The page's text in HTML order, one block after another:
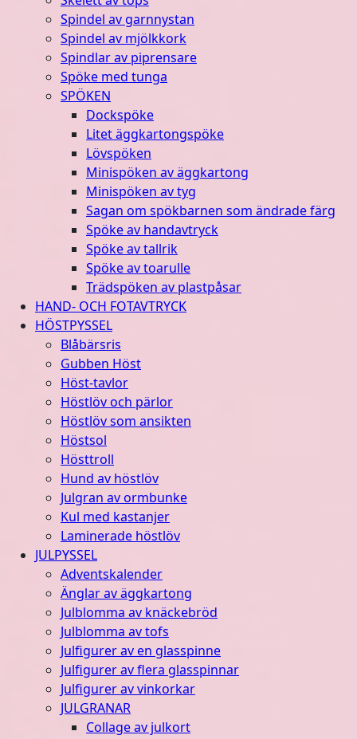
Spindel av garnnystan
Spindel av mjölkkork
Spindlar av piprensare
Spöke med tunga
SPÖKEN
Dockspöke
Litet äggkartongspöke
Lövspöken
Minispöken av äggkartong
Minispöken av tyg
Sagan om spökbarnen som ändrade färg
Spöke av handavtryck
Spöke av tallrik
Spöke av toarulle
Trädspöken av plastpåsar
HAND- OCH FOTAVTRYCK
HÖSTPYSSEL
Blåbärsris
Gubben Höst
Höst-tavlor
Höstlöv och pärlor
Höstlöv som ansikten
Höstsol
Hösttroll
Hund av höstlöv
Julgran av ormbunke
Kul med kastanjer
Laminerade höstlöv
JULPYSSEL
Adventskalender
Änglar av äggkartong
Julblomma av knäckebröd
Julblomma av tofs
Julfigurer av en glasspinne
Julfigurer av flera glasspinnar
Julfigurer av vinkorkar
JULGRANAR
Collage av julkort